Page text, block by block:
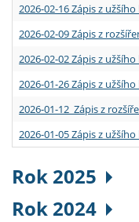
2026-02-16 Zápis z
2026-02-09 Zápis z
2026-02-02 Zápis z
2026-01-26 Zápis z
2026-01-12 Zápis z
2026-01-05 Zápis z
Rok 2025
Rok 2024